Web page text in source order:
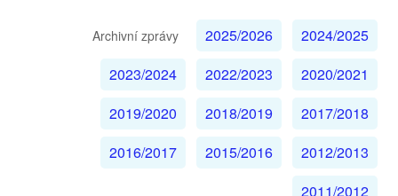
Archivní zprávy 2025/2026
2024/2025
2023/2024
2022/2023
2020/2021
2019/2020
2018/2019
2017/2018
2016/2017
2015/2016
2012/2013
2011/2012